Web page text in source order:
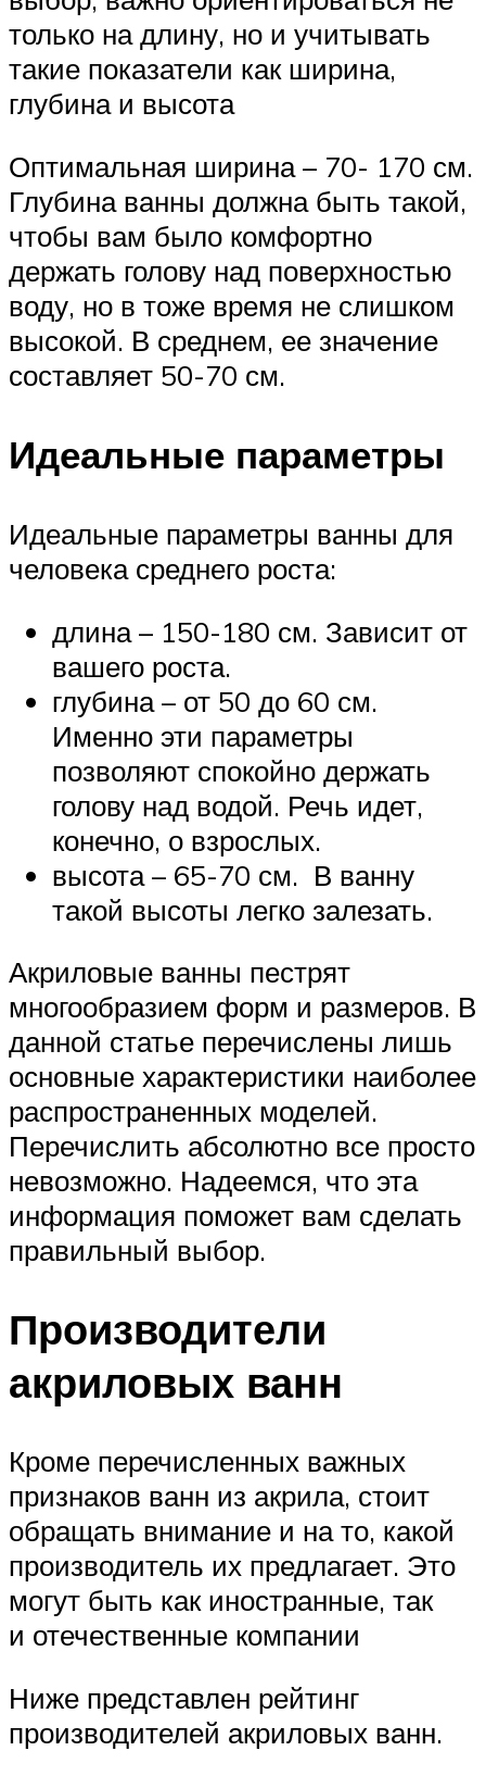
только на длину, но и учитывать
такие показатели как ширина,
глубина и высота
Оптимальная ширина – 70- 170 см.
Глубина ванны должна быть такой,
чтобы вам было комфортно
держать голову над поверхностью
воду, но в тоже время не слишком
высокой. В среднем, ее значение
составляет 50-70 см.
Идеальные параметры
Идеальные параметры ванны для
человека среднего роста:
длина – 150-180 см. Зависит от
вашего роста.
глубина – от 50 до 60 см.
Именно эти параметры
позволяют спокойно держать
голову над водой. Речь идет,
конечно, о взрослых.
высота – 65-70 см. В ванну
такой высоты легко залезать.
Акриловые ванны пестрят
многообразием форм и размеров. В
данной статье перечислены лишь
основные характеристики наиболее
распространенных моделей.
Перечислить абсолютно все просто
невозможно. Надеемся, что эта
информация поможет вам сделать
правильный выбор.
Производители
акриловых ванн
Кроме перечисленных важных
признаков ванн из акрила, стоит
обращать внимание и на то, какой
производитель их предлагает. Это
могут быть как иностранные, так
и отечественные компании
Ниже представлен рейтинг
производителей акриловых ванн.